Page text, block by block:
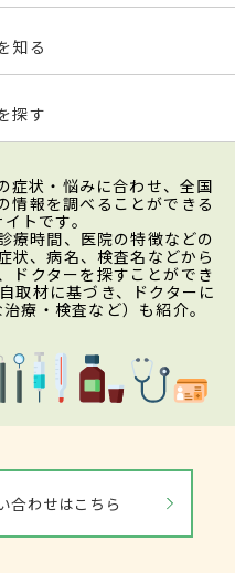
知る
探す
症状・悩みに合わせ、全国
情報を調べることができる
トです。
療時間、医院の特徴などの
状、病名、検査名などから
ドクターを探すことができ
取材に基づき、ドクターに
療・検査など）も紹介。
合わせはこちら